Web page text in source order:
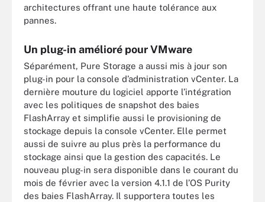
architectures offrant une haute tolérance aux
pannes.
Un plug-in amélioré pour VMware
Séparément, Pure Storage a aussi mis à jour son
plug-in pour la console d’administration vCenter. La
dernière mouture du logiciel apporte l’intégration
avec les politiques de snapshot des baies
FlashArray et simplifie aussi le provisioning de
stockage depuis la console vCenter. Elle permet
aussi de suivre au plus près la performance du
stockage ainsi que la gestion des capacités. Le
nouveau plug-in sera disponible dans le courant du
mois de février avec la version 4.1.1 de l’OS Purity
des baies FlashArray. Il supportera toutes les